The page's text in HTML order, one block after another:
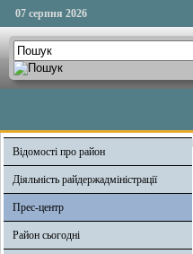
07 серпня 2026
Відомості про район
Діяльність райдержадміністрації
Прес-центр
Район сьогодні